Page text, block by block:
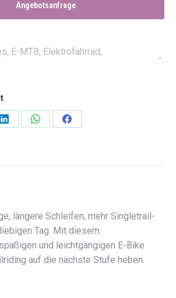
Angebotsanfrage
, E-MTB, Elektrofahrrad,
Share
Share
Share
längere Schleifen, mehr Singletrail-
Tag. Mit diesem
und leichtgängigen E-Bike
auf die nächste Stufe heben.